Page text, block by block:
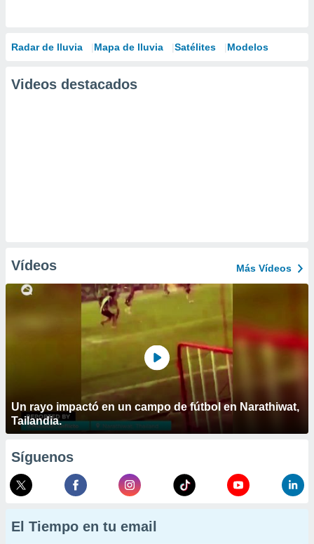
Radar de lluvia Mapa de lluvia Satélites Modelos
Videos destacados
Vídeos Más Vídeos
Un rayo impactó en un campo de fútbol en Narathiwat,
Tailandia.
Síguenos
El Tiempo en tu email